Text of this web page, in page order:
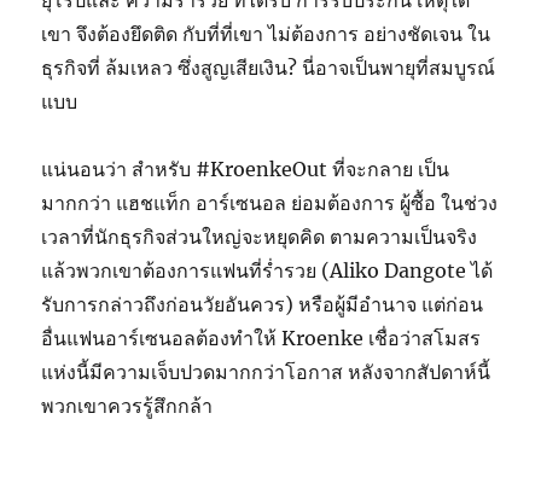
เขา จึงต้องยึดติด กับที่ที่เขา ไม่ต้องการ อย่างชัดเจน ใน
ธุรกิจที่ ล้มเหลว ซึ่งสูญเสียเงิน? นี่อาจเป็นพายุที่สมบูรณ์
แบบ
แน่นอนว่า สำหรับ #KroenkeOut ที่จะกลาย เป็น
มากกว่า แฮชแท็ก อาร์เซนอล ย่อมต้องการ ผู้ซื้อ ในช่วง
เวลาที่นักธุรกิจส่วนใหญ่จะหยุดคิด ตามความเป็นจริง
แล้วพวกเขาต้องการแฟนที่ร่ำรวย (Aliko Dangote ได้
รับการกล่าวถึงก่อนวัยอันควร) หรือผู้มีอำนาจ แต่ก่อน
อื่นแฟนอาร์เซนอลต้องทำให้ Kroenke เชื่อว่าสโมสร
แห่งนี้มีความเจ็บปวดมากกว่าโอกาส หลังจากสัปดาห์นี้
พวกเขาควรรู้สึกกล้า